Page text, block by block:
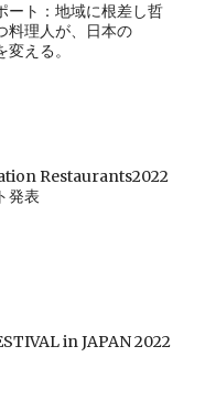
ート：地域に根差し哲
料理人が、日本の
変える。
Restaurants2022
発表
in JAPAN 2022